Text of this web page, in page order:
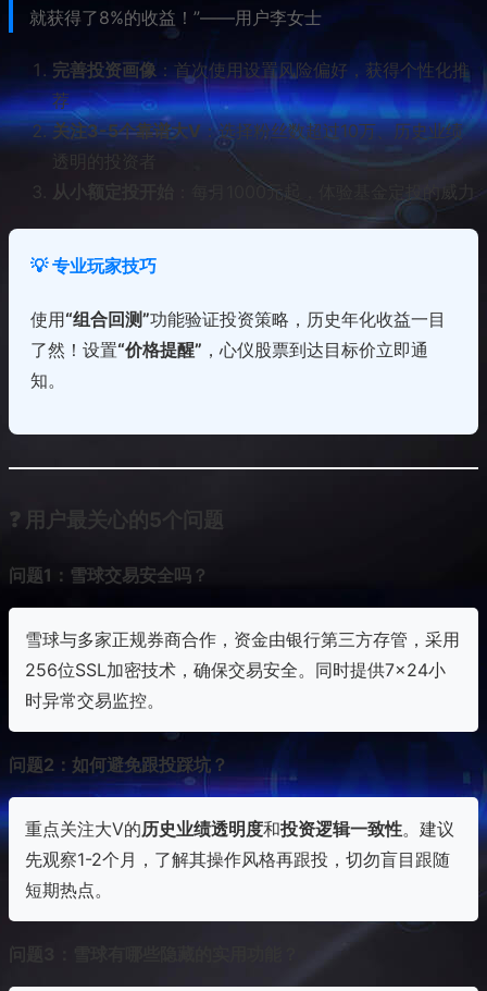
就获得了8%的收益！”——用户李女士
完善投资画像 ：首次使用设置风险偏好，获得个性化推
荐
关注3-5个靠谱大V：选择粉丝数超过10万、历史业绩
透明的投资者
从小额定投开始
：每月1000元起，体验基金定投的威力
💡 专业玩家技巧
使用“组合回测”功能验证投资策略，历史年化收益一目
了然！设置“价格提醒” ，心仪股票到达目标价立即通
知。
❓ 用户最关心的5个问题
问题1：雪球交易安全吗？
雪球与多家正规券商合作，资金由银行第三方存管，采用
256位SSL加密技术，确保交易安全。同时提供7×24小
时异常交易监控。
问题2：如何避免跟投踩坑？
重点关注大V的历史业绩透明度和投资逻辑一致性。建议
先观察1-2个月，了解其操作风格再跟投，切勿盲目跟随
短期热点。
问题3：雪球有哪些隐藏的实用功能？